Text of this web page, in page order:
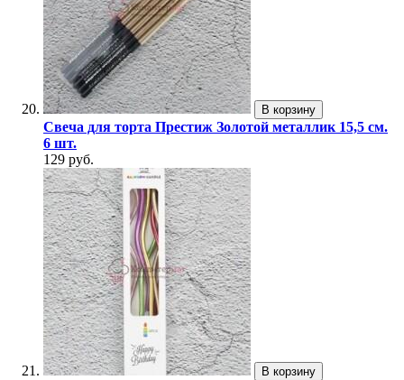
В корзину
Свеча для торта Престиж Золотой металлик 15,5 см.
6 шт.
129 руб.
В корзину